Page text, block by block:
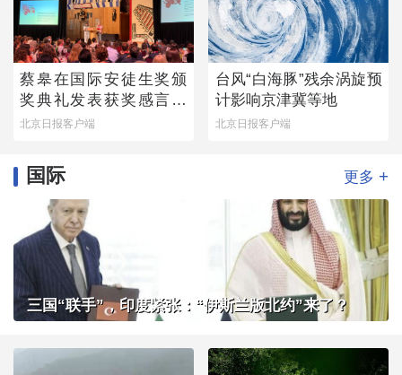
蔡皋在国际安徒生奖颁
奖典礼发表获奖感言：
那个手握木炭条涂鸦的
北京日报客户端
台风“白海豚”残余涡旋预
计影响京津冀等地
北京日报客户端
国际 更多 +
三国“联手”，印度紧张：“伊斯兰版北约”来了？